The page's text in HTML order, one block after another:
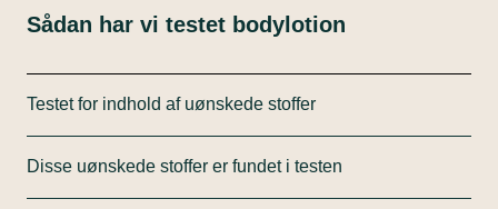
Sådan har vi testet bodylotion
Testet for indhold af uønskede stoffer
for bodylotion bredt. Det er sket ved blandt andet at
besøge butikker og hjemmesider. Vi har også
Disse uønskede stoffer er fundet i testen